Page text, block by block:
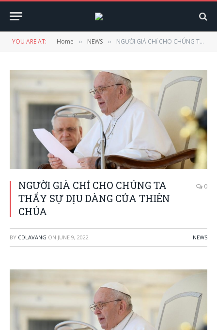
YOU ARE AT: Home » NEWS » NGƯỜI GIÀ CHỈ CHO CHÚNG TA THẤY SỰ DỊU DÀNG CỦA THIÊN CHÚA
NGƯỜI GIÀ CHỈ CHO CHÚNG TA
THẤY SỰ DỊU DÀNG CỦA THIÊN
CHÚA
0
BY CDLAVANG ON JUNE 9, 2022 NEWS